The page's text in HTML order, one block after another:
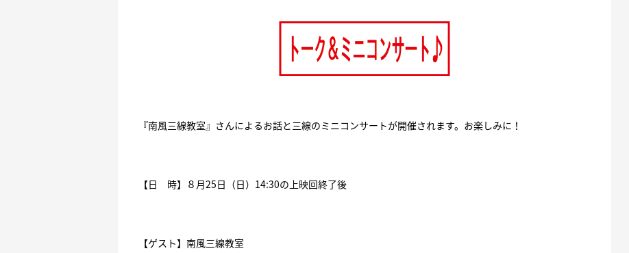
『南風三線教室』さんによるお話と三線のミニコンサートが開催されます。お楽しみに！
【日 時】８月25日（日）14:30の上映回終了後
【ゲスト】南風三線教室